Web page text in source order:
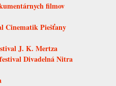
filmov
Cinematik Piešťany
J. K. Mertza
Divadelná Nitra